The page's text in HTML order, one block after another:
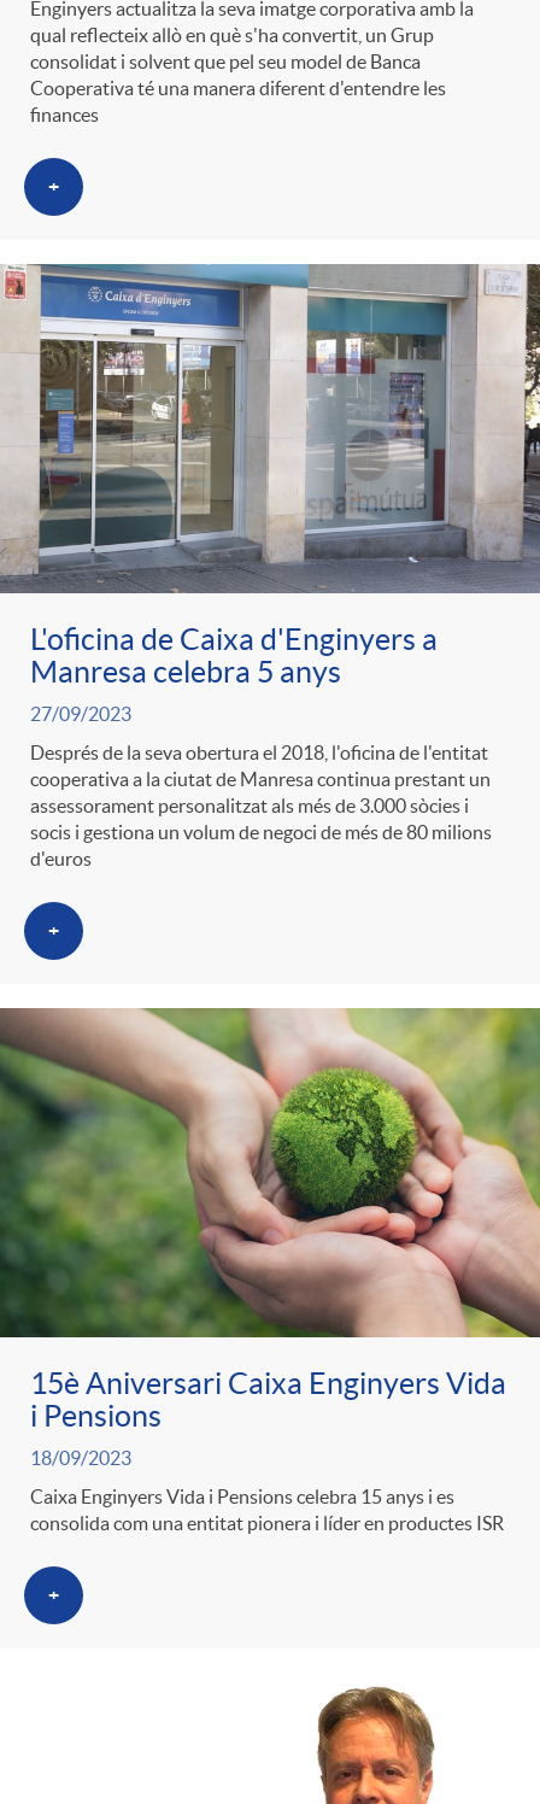
Enginyers actualitza la seva imatge corporativa amb la
qual reflecteix allò en què s'ha convertit, un Grup
consolidat i solvent que pel seu model de Banca
Cooperativa té una manera diferent d'entendre les
finances
+
L'oficina de Caixa d'Enginyers a
Manresa celebra 5 anys
27/09/2023
Després de la seva obertura el 2018, l'oficina de l'entitat
cooperativa a la ciutat de Manresa continua prestant un
assessorament personalitzat als més de 3.000 sòcies i
socis i gestiona un volum de negoci de més de 80 milions
d'euros
+
15è Aniversari Caixa Enginyers Vida
i Pensions
18/09/2023
Caixa Enginyers Vida i Pensions celebra 15 anys i es
consolida com una entitat pionera i líder en productes ISR
+